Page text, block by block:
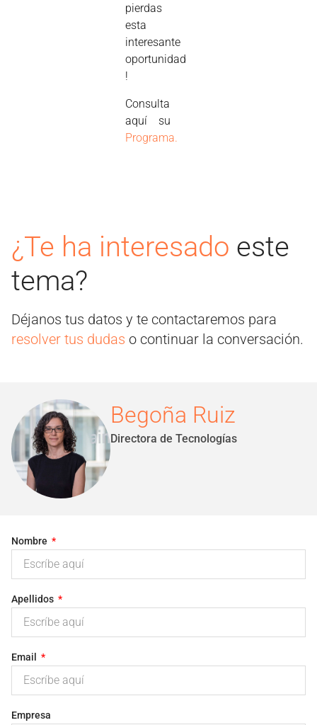
pierdas
esta
interesante
oportunidad
!
Consulta
aquí su
Programa.
¿Te ha interesado este
tema?
Déjanos tus datos y te contactaremos para
resolver tus dudas o continuar la conversación.
Begoña Ruiz
Directora de Tecnologías
Nombre
Apellidos
Email
Empresa